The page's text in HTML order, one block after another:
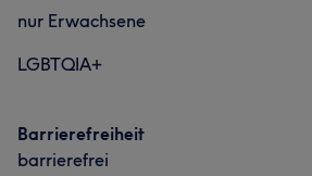
Was unsere Kunden über Dang sagen
nur Erwachsene
LGBTQIA+
Barrierefreiheit
barrierefrei